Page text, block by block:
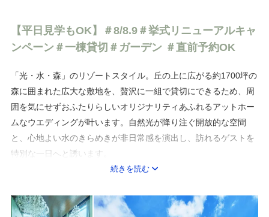
【平日見学もOK】＃8/8.9＃挙式リニューアルキャ
ンペーン＃一棟貸切＃ガーデン ＃直前予約OK
「光・水・森」のリゾートスタイル。丘の上に広がる約1700坪の
森に囲まれた広大な敷地を、贅沢に一組で貸切にできるため、周
囲を気にせずおふたりらしいオリジナリティあふれるアットホー
ムなウエディングが叶います。自然光が降り注ぐ開放的な空間
と、心地よい水のきらめきが非日常感を演出し、訪れるゲストを
特別な一日へと誘います。
館内には2つのラウンジやプライベート感を大切にした個室、開
充実した施設をご用意。新郎新婦専用のスイートルームも一日貸
続きを読む